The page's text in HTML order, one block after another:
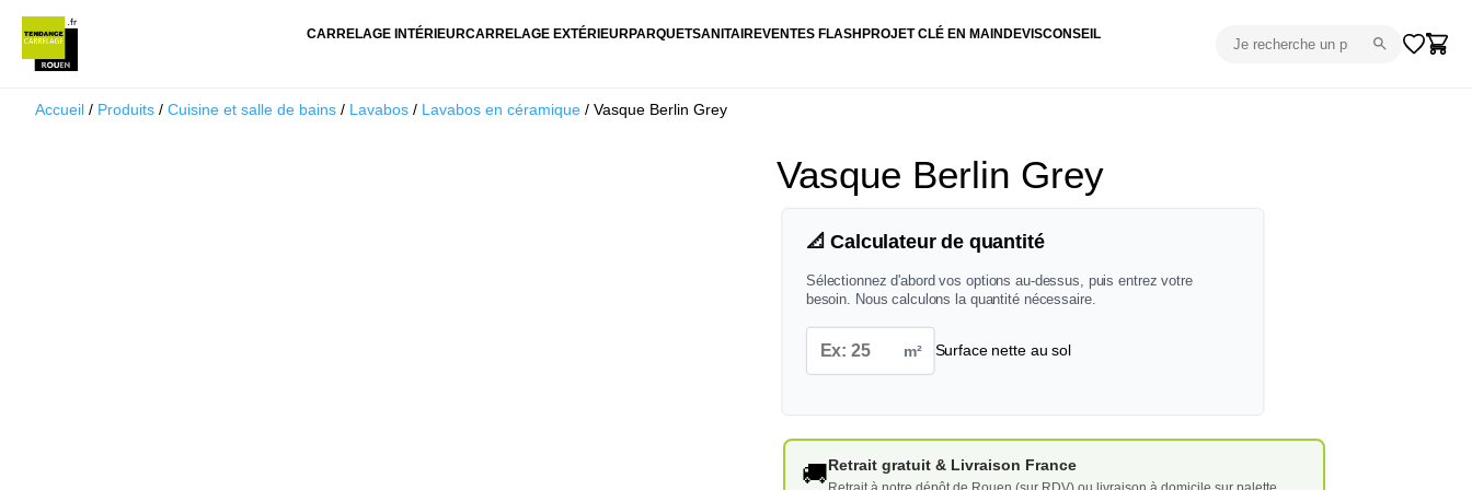
CARRELAGE INTÉRIEURCARRELAGE EXTÉRIEURPARQUETSANITAIREVENTES FLASH PROJET CLÉ EN MAIN DEVISCONSEIL
Accueil / Produits / Cuisine et salle de bains / Lavabos / Lavabos en céramique / Vasque Berlin Grey
Vasque Berlin Grey
📐 Calculateur de quantité
Sélectionnez d'abord vos options au-dessus, puis entrez votre
besoin. Nous calculons la quantité nécessaire.
m² Surface nette au sol
🚚Retrait gratuit & Livraison France